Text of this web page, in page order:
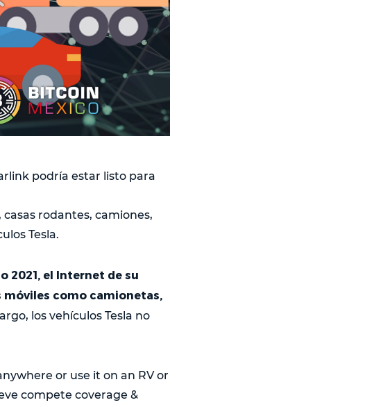
podría estar listo para
rodantes, camiones,
Tesla.
2021, el Internet de su
como camionetas,
los vehículos Tesla no
or use it on an RV or
compete coverage &